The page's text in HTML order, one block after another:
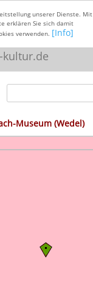
unserer Dienste. Mit
erklären Sie sich damit
verwenden. [Info]
Museum (Wedel)